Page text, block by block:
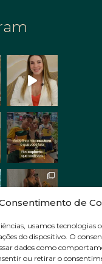
de
usamos tecnologias
do dispositivo. O
dados como
ou retirar o